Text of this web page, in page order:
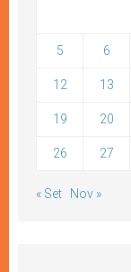
5 6
12 13
19 20
26 27
« Set Nov »